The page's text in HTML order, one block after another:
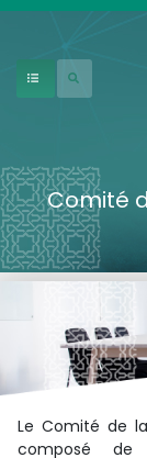
Comité
Le Comité de
composé